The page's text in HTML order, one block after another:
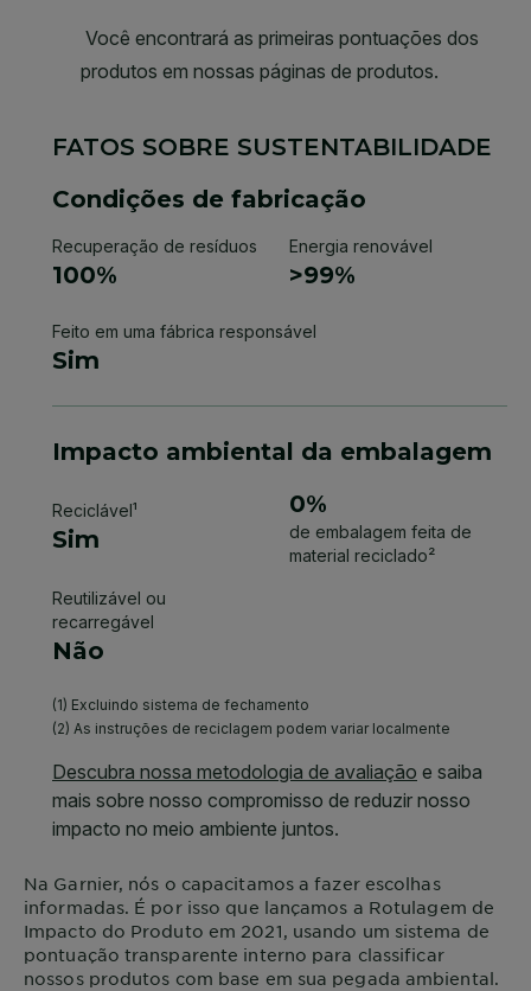
Na Garnier, nós o capacitamos a fazer escolhas
informadas. É por isso que lançamos a Rotulagem de
Impacto do Produto em 2021, usando um sistema de
pontuação transparente interno para classificar
nossos produtos com base em sua pegada ambiental.